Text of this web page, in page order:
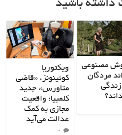
باشید
مصنوعی
مردگان
زندگی
ویکتوریا
کوئینونز، «قاضی
متاورس» جدید
کلمبیا؛ واقعیت
مجازی به کمک
عدالت می‌آید
۰